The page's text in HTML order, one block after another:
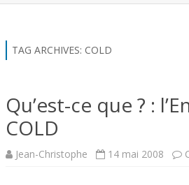
TAG ARCHIVES: COLD
Qu’est-ce que ? :
COLD
Jean-Christophe 14 mai 2008